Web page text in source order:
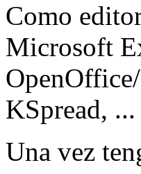
Como
Microsoft
KSpread, ...
Una vez